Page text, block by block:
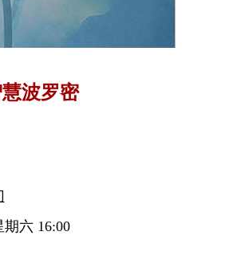
波罗密
六 16:00